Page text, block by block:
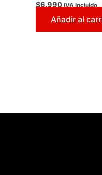
$6.990 IVA Incluido
Añadir al